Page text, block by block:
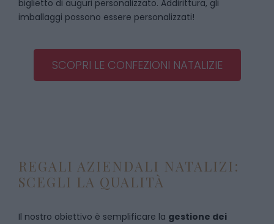
biglietto di auguri personalizzato. Addirittura, gli
imballaggi possono essere personalizzati!
SCOPRI LE CONFEZIONI NATALIZIE
REGALI AZIENDALI NATALIZI:
SCEGLI LA QUALITÀ
Il nostro obiettivo è semplificare la gestione dei